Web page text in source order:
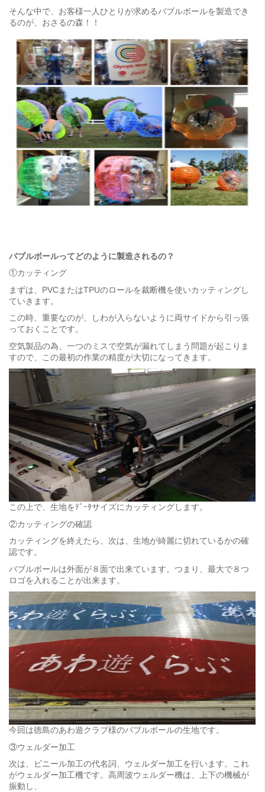
そんな中で、お客様一人ひとりが求めるバブルボールを製造でき
るのが、おさるの森！！
バブルボールってどのように製造されるの？
①カッティング
まずは、PVCまたはTPUのロールを裁断機を使いカッティングし
ていきます。
この時、重要なのが、しわが入らないように両サイドから引っ張
っておくことです。
空気製品の為、一つのミスで空気が漏れてしまう問題が起こりま
すので、この最初の作業の精度が大切になってきます。
この上で、生地をﾃﾞｰﾀサイズにカッティングします。
②カッティングの確認
カッティングを終えたら、次は、生地が綺麗に切れているかの確
認です。
バブルボールは外面が８面で出来ています。つまり、最大で８つ
ロゴを入れることが出来ます。
今回は徳島のあわ遊クラブ様のバブルボールの生地です。
③ウェルダー加工
次は、ビニール加工の代名詞、ウェルダー加工を行います。これ
がウェルダー加工機です。高周波ウェルダー機は、上下の機械が
振動し、